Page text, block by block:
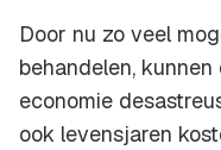
Door nu zo veel
behandelen,
economie
ook levensjaren